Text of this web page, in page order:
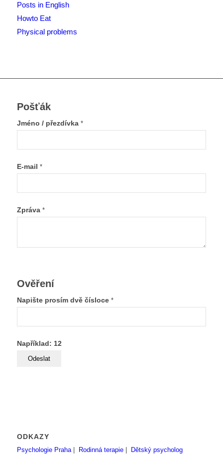
Posts in English
Howto Eat
Physical problems
Pošťák
Jméno / přezdívka *
E-mail *
Zpráva *
Ověření
Napište prosím dvě čísloce *
Například: 12
ODKAZY
Psychologie Praha| Rodinná terapie|
Dětský psycholog